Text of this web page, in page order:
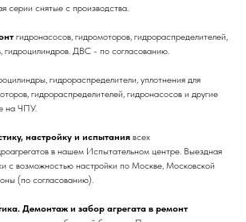
серии снятые с производства.
гидронасосов, гидромоторов, гидрораспределителей,
гидроцилиндров. ДВС - по согласованию.
гидрораспределители, уплотнения для
гидрораспределителей, гидронасосов и другие
на ЧПУ.
настройку и испытания всех
в нашем Испытательном центре. Выездная
с возможностью настройки по Москве, Московской
(по согласованию).
Демонтаж и забор агрегата в ремонт